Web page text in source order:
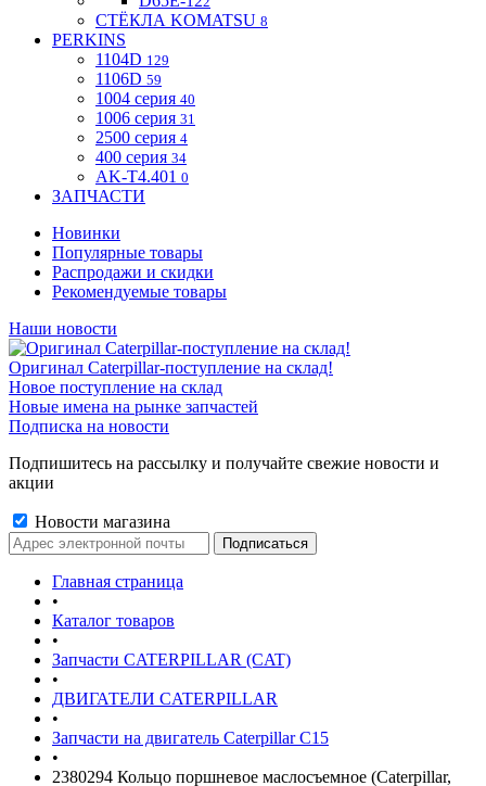
СТЁКЛА KOMATSU 8
PERKINS
1104D 129
1106D 59
1004 серия 40
1006 серия 31
2500 серия 4
400 серия 34
AK-T4.401 0
ЗАПЧАСТИ
Новинки
Популярные товары
Распродажи и скидки
Рекомендуемые товары
Наши новости
Оригинал Caterpillar-поступление на склад!
Новое поступление на склад
Новые имена на рынке запчастей
Подписка на новости
Подпишитесь на рассылку и получайте свежие новости и
акции
Новости магазина
Главная страница
•
Каталог товаров
•
Запчасти CATERPILLAR (CAT)
•
ДВИГАТЕЛИ CATERPILLAR
•
Запчасти на двигатель Caterpillar С15
•
2380294 Кольцо поршневое маслосъемное (Caterpillar,